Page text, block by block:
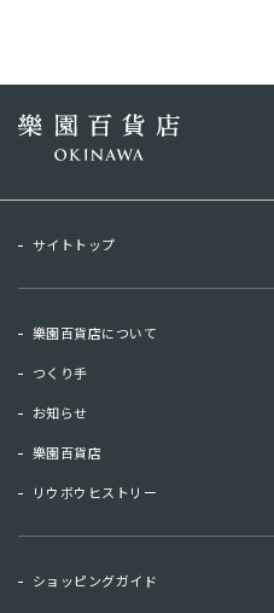
サイトトップ
樂園百貨店について
つくり手
お知らせ
樂園百貨店
リウボウヒストリー
ショッピングガイド